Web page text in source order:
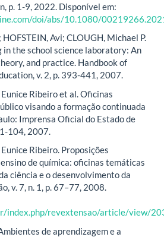
p. 1-9, 2022. Disponível em:
doi/abs/10.1080/
Avi; CLOUGH, Michael P.
in the school science laboratory: An
and practice. Handbook of
v. 2, p. 393-441, 2007.
Ribeiro et al. Oficinas
visando a formação continuada
Imprensa Oficial do Estado de
1-104, 2007.
Ribeiro. Proposições
de química: oficinas temáticas
ciência e o desenvolvimento da
v. 7, n. 1, p. 67–77, 2008.
index.php/revextensao/article/view/
de aprendizagem e a